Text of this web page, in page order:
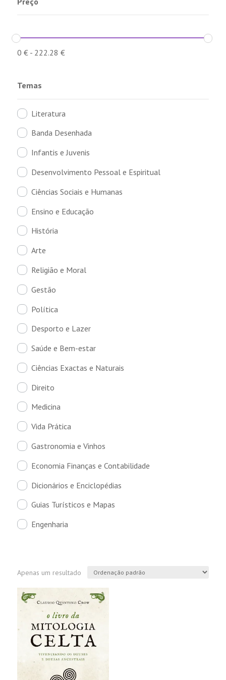
0 €- 222.28 €
Temas
Literatura
Banda Desenhada
Infantis e Juvenis
Desenvolvimento Pessoal e Espiritual
Ciências Sociais e Humanas
Ensino e Educação
História
Arte
Religião e Moral
Gestão
Política
Desporto e Lazer
Saúde e Bem-estar
Ciências Exactas e Naturais
Direito
Medicina
Vida Prática
Gastronomia e Vinhos
Economia Finanças e Contabilidade
Dicionários e Enciclopédias
Guias Turísticos e Mapas
Engenharia
Apenas um resultado